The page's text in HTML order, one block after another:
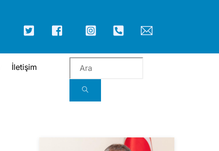
ICON
ICON
LABEL
ICON
ICON
ICON
İletişim